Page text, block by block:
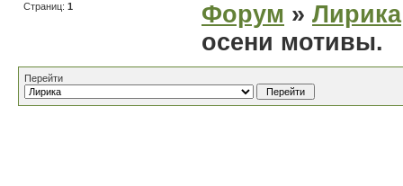
Страниц: 1 Форум » Лирика
осени мотивы.
Перейти